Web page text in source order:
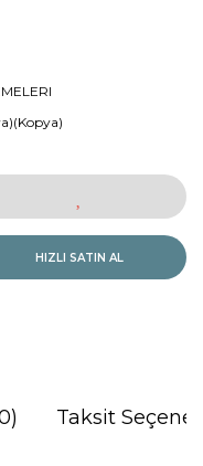
HIZLI SATIN AL
Taksit